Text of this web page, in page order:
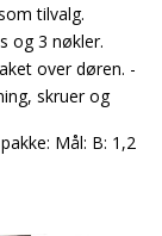
tilvalg.
og 3 nøkler.
over døren. -
skruer og
Mål: B: 1,2